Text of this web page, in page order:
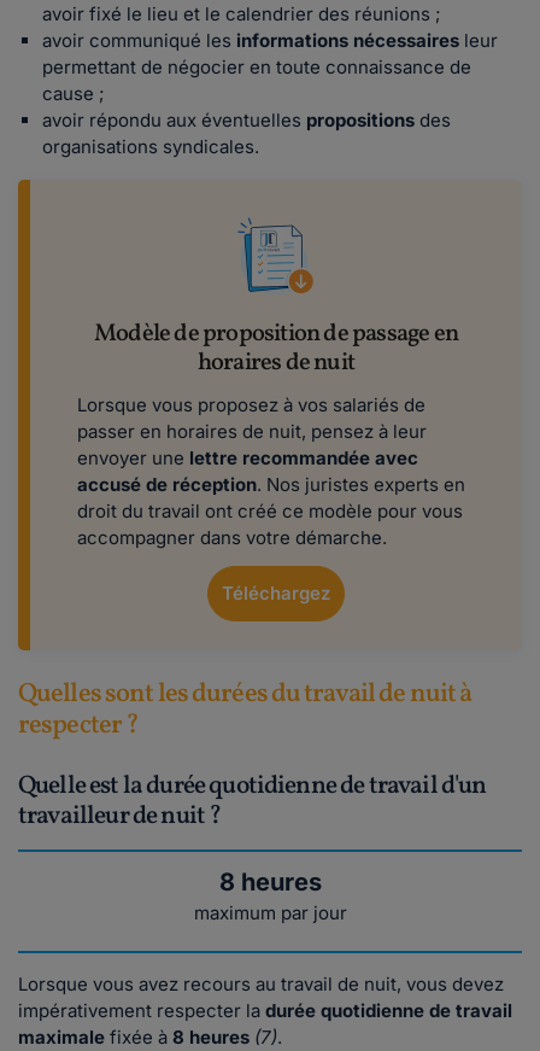
avoir fixé le lieu et le calendrier des réunions ;
avoir communiqué les informations nécessaires leur
permettant de négocier en toute connaissance de
cause ;
avoir répondu aux éventuelles propositions des
organisations syndicales.
Modèle de proposition de passage en
horaires de nuit
Lorsque vous proposez à vos salariés de
passer en horaires de nuit, pensez à leur
envoyer une lettre recommandée avec
accusé de réception. Nos juristes experts en
droit du travail ont créé ce modèle pour vous
accompagner dans votre démarche.
Téléchargez
Quelles sont les durées du travail de nuit à
respecter ?
Quelle est la durée quotidienne de travail d'un
travailleur de nuit ?
8 heures
maximum par jour
Lorsque vous avez recours au travail de nuit, vous devez
impérativement respecter la durée quotidienne de travail
maximale fixée à 8 heures (7).